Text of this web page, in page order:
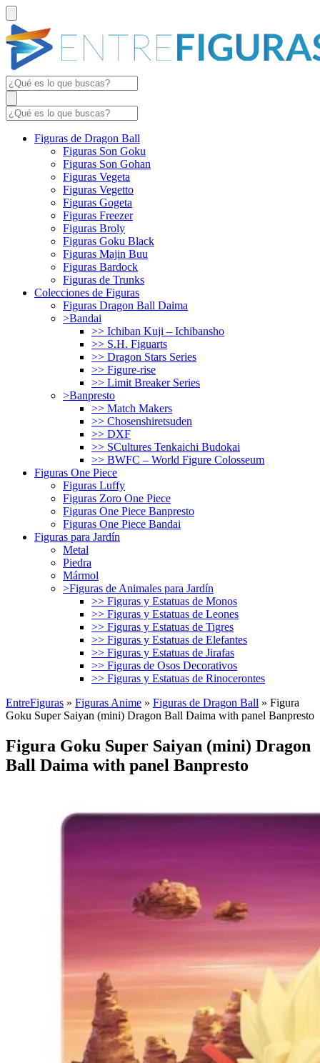
Figuras de Dragon Ball
Figuras Son Goku
Figuras Son Gohan
Figuras Vegeta
Figuras Vegetto
Figuras Gogeta
Figuras Freezer
Figuras Broly
Figuras Goku Black
Figuras Majin Buu
Figuras Bardock
Figuras de Trunks
Colecciones de Figuras
Figuras Dragon Ball Daima
>Bandai
>> Ichiban Kuji – Ichibansho
>> S.H. Figuarts
>> Dragon Stars Series
>> Figure-rise
>> Limit Breaker Series
>Banpresto
>> Match Makers
>> Chosenshiretsuden
>> DXF
>> SCultures Tenkaichi Budokai
>> BWFC – World Figure Colosseum
Figuras One Piece
Figuras Luffy
Figuras Zoro One Piece
Figuras One Piece Banpresto
Figuras One Piece Bandai
Figuras para Jardín
Metal
Piedra
Mármol
>Figuras de Animales para Jardín
>> Figuras y Estatuas de Monos
>> Figuras y Estatuas de Leones
>> Figuras y Estatuas de Tigres
>> Figuras y Estatuas de Elefantes
>> Figuras y Estatuas de Jirafas
>> Figuras de Osos Decorativos
>> Figuras y Estatuas de Rinocerontes
EntreFiguras » Figuras Anime » Figuras de Dragon Ball » Figura
Goku Super Saiyan (mini) Dragon Ball Daima with panel Banpresto
Figura Goku Super Saiyan (mini) Dragon
Ball Daima with panel Banpresto